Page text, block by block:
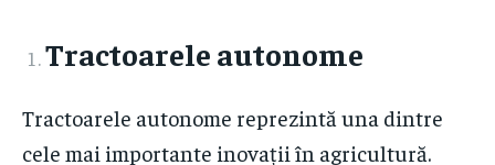
Tractoarele autonome
Tractoarele autonome reprezintă una dintre
cele mai importante inovații în agricultură.